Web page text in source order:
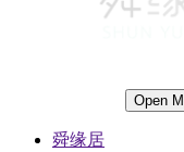
Open
舜缘居